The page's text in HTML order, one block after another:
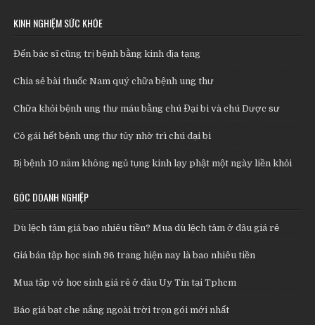
KINH NGHIỆM SỨC KHỎE
Đến bác sĩ cũng trị bệnh bằng kinh địa tạng
Chia sẻ bài thuốc Nam quý chữa bệnh ung thư
Chữa khỏi bệnh ung thư máu bằng chú Đại bi và chú Dược sư
Cô gái hết bệnh ung thư tủy nhờ trì chú đại bi
Bị bệnh 10 năm không ngủ tụng kinh lạy phật một ngày liền khỏi
GÓC DOANH NGHIỆP
Dù lệch tâm giá bao nhiêu tiền? Mua dù lệch tâm ở đâu giá rẻ
Giá bán tập học sinh 96 trang hiện nay là bao nhiêu tiền
Mua tập vở học sinh giá rẻ ở đâu Uy Tín tại Tphcm
Báo giá bạt che nắng ngoài trời trọn gói mới nhất